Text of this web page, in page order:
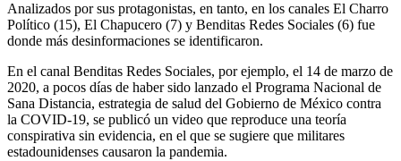
Analizados por sus protagonistas, en tanto, en los canales El Charro
Político (15), El Chapucero (7) y Benditas Redes Sociales (6) fue
donde más desinformaciones se identificaron.
En el canal Benditas Redes Sociales, por ejemplo, el 14 de marzo de
2020, a pocos días de haber sido lanzado el Programa Nacional de
Sana Distancia, estrategia de salud del Gobierno de México contra
la COVID-19, se publicó un video que reproduce una teoría
conspirativa sin evidencia, en el que se sugiere que militares
estadounidenses causaron la pandemia.